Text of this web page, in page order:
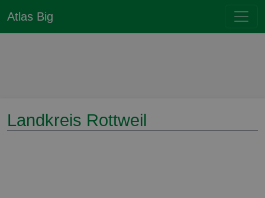
Atlas Big
Landkreis Rottweil